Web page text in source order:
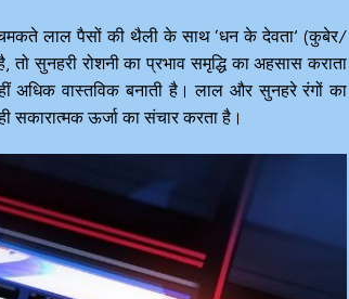
लाल पैसों की थैली के साथ ‘धन के देवता’ (कुबेर/
सुनहरी रोशनी का प्रभाव समृद्धि का अहसास कराता
वास्तविक बनाती है। लाल और सुनहरे रंगों का
सकारात्मक ऊर्जा का संचार करता है।